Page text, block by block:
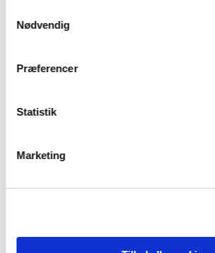
Nødvendig
Præferencer
Statistik
Marketing